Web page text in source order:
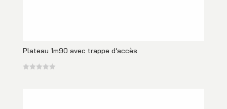
Plateau 1m90 avec trappe d’accès